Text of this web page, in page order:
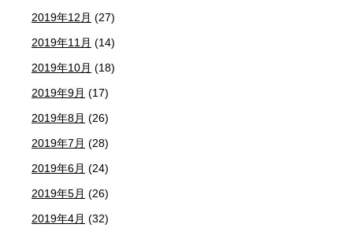
2019年12月 (27)
2019年11月 (14)
2019年10月 (18)
2019年9月 (17)
2019年8月 (26)
2019年7月 (28)
2019年6月 (24)
2019年5月 (26)
2019年4月 (32)